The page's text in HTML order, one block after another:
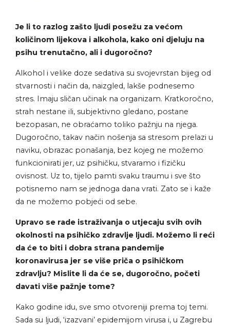
Je li to razlog zašto ljudi posežu za većom
količinom lijekova i alkohola, kako oni djeluju na
psihu trenutačno, ali i dugoročno?
Alkohol i velike doze sedativa su svojevrstan bijeg od
stvarnosti i način da, naizgled, lakše podnesemo
stres. Imaju sličan učinak na organizam. Kratkoročno,
strah nestane ili, subjektivno gledano, postane
bezopasan, ne obraćamo toliko pažnju na njega.
Dugoročno, takav način nošenja sa stresom prelazi u
naviku, obrazac ponašanja, bez kojeg ne možemo
funkcionirati jer, uz psihičku, stvaramo i fizičku
ovisnost. Uz to, tijelo pamti svaku traumu i sve što
potisnemo nam se jednoga dana vrati. Zato se i kaže
da ne možemo pobjeći od sebe.
Upravo se rade istraživanja o utjecaju svih ovih
okolnosti na psihičko zdravlje ljudi. Možemo li reći
da će to biti i dobra strana pandemije
koronavirusa jer se više priča o psihičkom
zdravlju? Mislite li da će se, dugoročno, početi
davati više pažnje tome?
Kako godine idu, sve smo otvoreniji prema toj temi.
Sada su ljudi, ‘izazvani’ epidemijom virusa i, u Zagrebu